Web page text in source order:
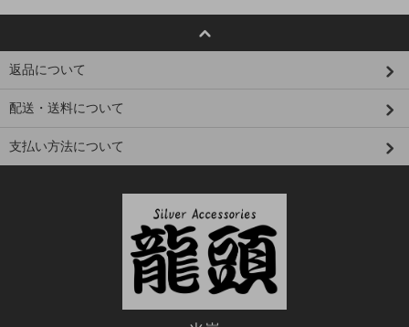
返品について
配送・送料について
支払い方法について